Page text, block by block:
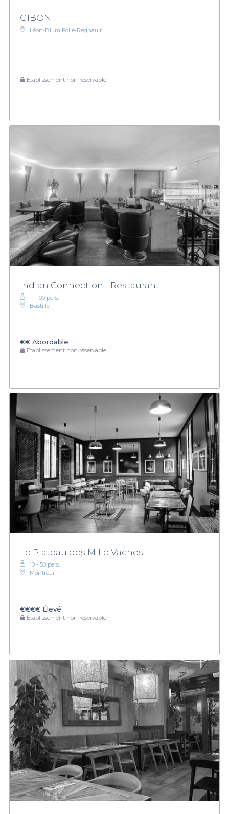
GIBON
Léon-Blum Folie-Regnault
Établissement non réservable
Indian Connection - Restaurant
1 - 100 pers.
Bastille
€€ Abordable
Établissement non réservable
Le Plateau des Mille Vaches
10 - 50 pers.
Montreuil
€€€€ Élevé
Établissement non réservable